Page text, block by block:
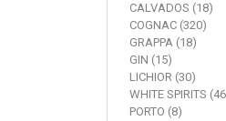
CALVADOS (18)
COGNAC (320)
GRAPPA (18)
GIN (15)
LICHIOR (30)
WHITE SPIRITS
PORTO (8)